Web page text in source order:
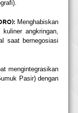
Menghabiskan
angkringan,
saat bernegosiasi
mengintegrasikan
Pasir) dengan